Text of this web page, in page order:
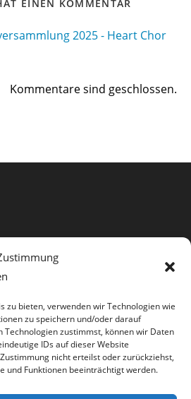
zu bieten, verwenden wir Technologien wie
zu speichern und/oder darauf
Technologien zustimmst, können wir Daten
IDs auf dieser Website
nicht erteilst oder zurückziehst,
und Funktionen beeinträchtigt werden.
EINEN KOMMENTAR
2025 - Heart Chor
Kommentare sind geschlossen.
(EU)